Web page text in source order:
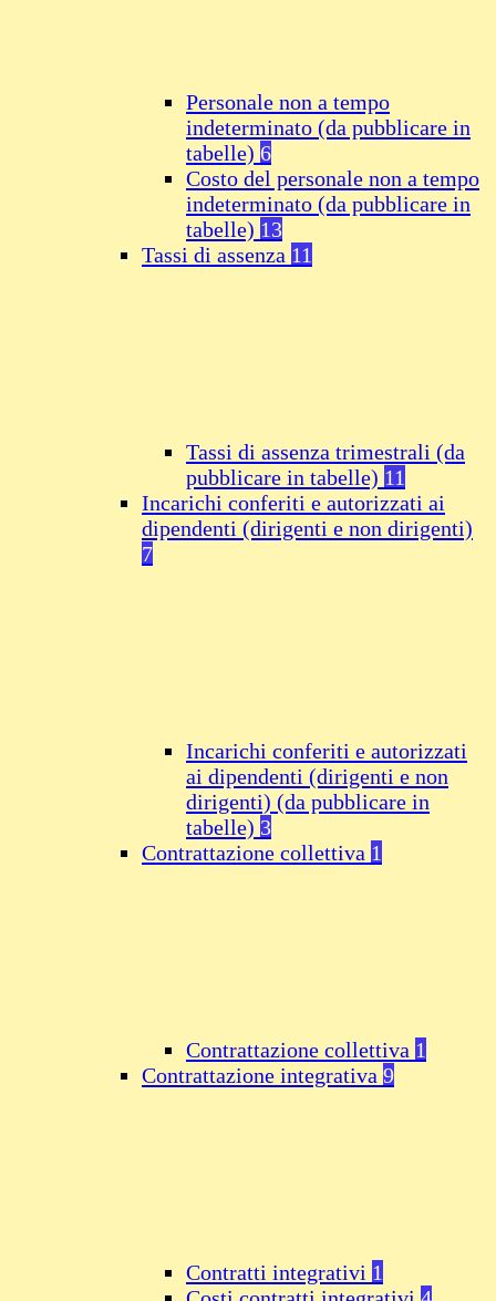
Personale non a tempo
indeterminato (da pubblicare in
tabelle) 6
Costo del personale non a tempo
indeterminato (da pubblicare in
tabelle) 13
Tassi di assenza 11
Tassi di assenza trimestrali (da
pubblicare in tabelle) 11
Incarichi conferiti e autorizzati ai
dipendenti (dirigenti e non dirigenti)
7
Incarichi conferiti e autorizzati
ai dipendenti (dirigenti e non
dirigenti) (da pubblicare in
tabelle) 3
Contrattazione collettiva 1
Contrattazione collettiva 1
Contrattazione integrativa 9
Contratti integrativi 1